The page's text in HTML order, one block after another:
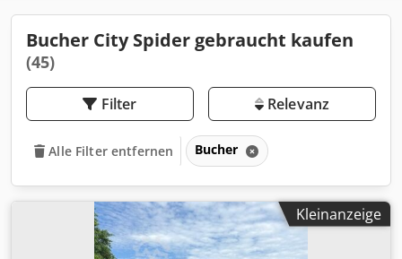
Bucher City Spider gebraucht kaufen
(45)
Filter Relevanz
Alle Filter entfernen Bucher
Kleinanzeige